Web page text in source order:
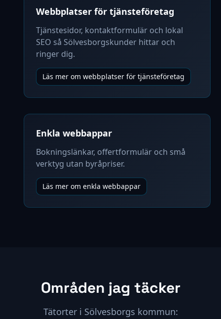
Webbplatser för tjänsteföretag
Tjänstesidor, kontaktformulär och lokal
SEO så Sölvesborgskunder hittar och
ringer dig.
Läs mer om webbplatser för tjänsteföretag
Enkla webbappar
Bokningslänkar, offertformulär och små
verktyg utan byråpriser.
Läs mer om enkla webbappar
Områden jag täcker
Tätorter i Sölvesborgs kommun: